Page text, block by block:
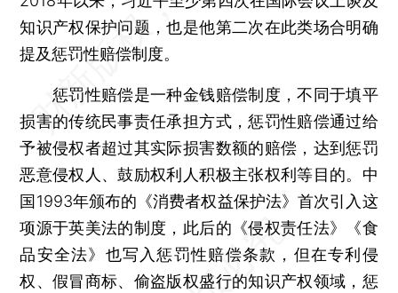
知识产权保护问题，也是他第二次在此类场合明确
提及惩罚性赔偿制度。
惩罚性赔偿是一种金钱赔偿制度，不同于填平
损害的传统民事责任承担方式，惩罚性赔偿通过给
予被侵权者超过其实际损害数额的赔偿，达到惩罚
恶意侵权人、鼓励权利人积极主张权利等目的。中
国1993年颁布的《消费者权益保护法》首次引入这
项源于英美法的制度，此后的《侵权责任法》《食
品安全法》也写入惩罚性赔偿条款，但在专利侵
权、假冒商标、偷盗版权盛行的知识产权领域，惩